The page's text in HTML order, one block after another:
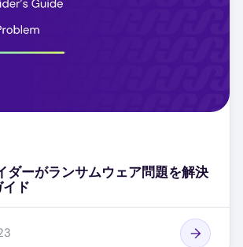
ダーがランサムウェア問題を解決
ド